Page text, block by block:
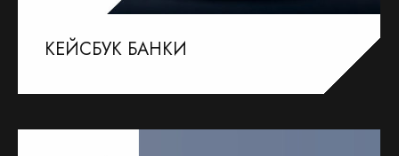
КЕЙСБУК БАНКИ